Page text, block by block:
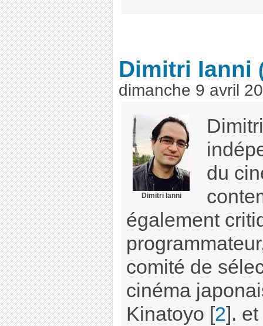
Dimitri Ianni
dimanche 9 avril
Dimitri Ianni
du
également
comité de
cinéma
Kinatoyo [2].